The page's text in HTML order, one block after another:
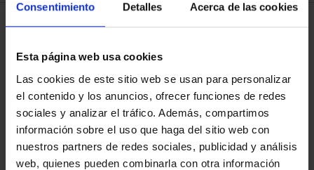
Consentimiento Detalles Acerca de las cookies
Esta página web usa cookies
Las cookies de este sitio web se usan para personalizar
el contenido y los anuncios, ofrecer funciones de redes
sociales y analizar el tráfico. Además, compartimos
información sobre el uso que haga del sitio web con
nuestros partners de redes sociales, publicidad y análisis
web, quienes pueden combinarla con otra información
1 Productos encontrados